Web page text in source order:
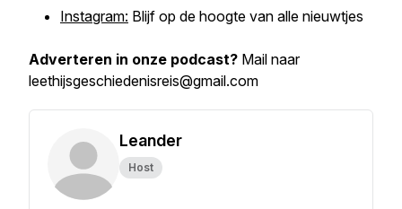
Instagram: Blijf op de hoogte van alle nieuwtjes
Adverteren in onze podcast? Mail naar
leethijsgeschiedenisreis@gmail.com
Leander
Host